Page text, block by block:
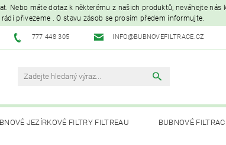
Nebo máte dotaz k některému z našich produktů, neváhejte
přivezeme . O stavu zásob se prosím předem informujte.
777 448 305 INFO@BUBNOVEFILTRACE.CZ
JEZÍRKOVÉ FILTRY FILTREAU BUBNOVÉ